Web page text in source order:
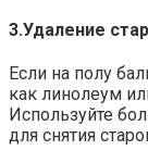
3.​Удаление
Если на полу
как линолеум
Используйте
для снятия